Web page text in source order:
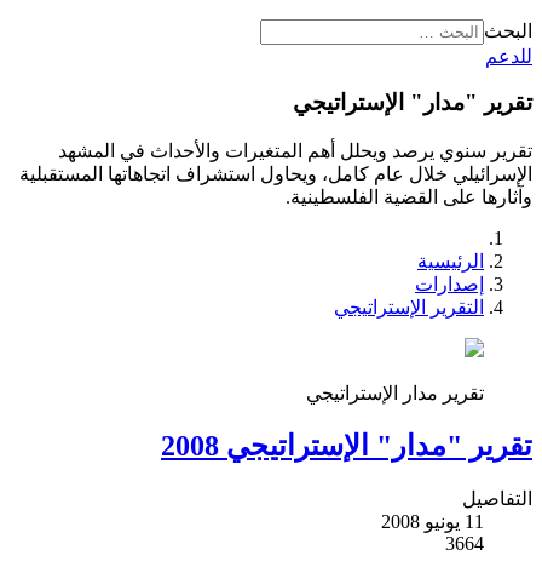
البحث
للدعم
تقرير "مدار" الإستراتيجي
تقرير سنوي يرصد ويحلل أهم المتغيرات والأحداث في المشهد
الإسرائيلي خلال عام كامل، ويحاول استشراف اتجاهاتها المستقبلية
وآثارها على القضية الفلسطينية.
الرئيسية
إصدارات
التقرير الإستراتيجي
تقرير مدار الإستراتيجي
تقرير "مدار" الإستراتيجي 2008
التفاصيل
11 يونيو 2008
3664